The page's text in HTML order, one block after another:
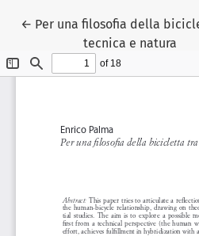
← Return to Article Details
Per una filosofia della
tecnica e natura